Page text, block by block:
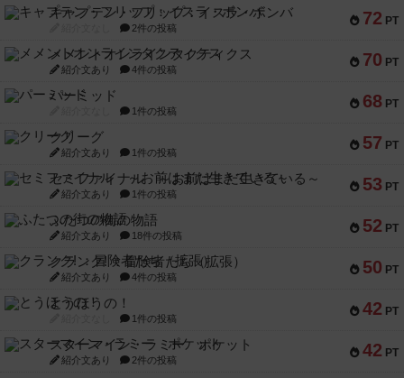
72 PT
キャプテン・フリップ：イスラ・ボンバ
2件の投稿
70 PT
メメントオンラインタクティクス
紹介文あり 4件の投稿
68 PT
パーミッド
1件の投稿
57 PT
クリーグ
紹介文あり 1件の投稿
53 PT
セミファイナル ～お前はまだ生きている～
紹介文あり 1件の投稿
52 PT
ふたつの街の物語
紹介文あり 18件の投稿
50 PT
クランク! ：冒険者たち（拡張）
紹介文あり 4件の投稿
42 PT
とうほうの！
1件の投稿
42 PT
スターマイン・ラミー ポケット
紹介文あり 2件の投稿